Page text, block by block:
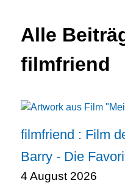
Alle
filmfriend
filmfriend : Film
Barry - Die
4 August 2026